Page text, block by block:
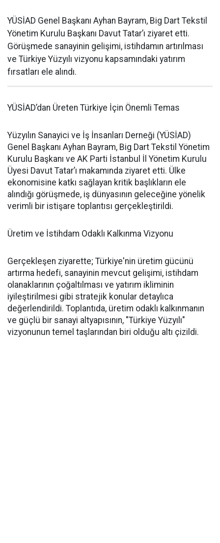
YÜSİAD Genel Başkanı Ayhan Bayram, Big Dart Tekstil
Yönetim Kurulu Başkanı Davut Tatar’ı ziyaret etti.
Görüşmede sanayinin gelişimi, istihdamın artırılması
ve Türkiye Yüzyılı vizyonu kapsamındaki yatırım
fırsatları ele alındı.
YÜSİAD’dan Üreten Türkiye İçin Önemli Temas
Yüzyılın Sanayici ve İş İnsanları Derneği (YÜSİAD)
Genel Başkanı Ayhan Bayram, Big Dart Tekstil Yönetim
Kurulu Başkanı ve AK Parti İstanbul İl Yönetim Kurulu
Üyesi Davut Tatar’ı makamında ziyaret etti. Ülke
ekonomisine katkı sağlayan kritik başlıkların ele
alındığı görüşmede, iş dünyasının geleceğine yönelik
verimli bir istişare toplantısı gerçekleştirildi.
Üretim ve İstihdam Odaklı Kalkınma Vizyonu
Gerçekleşen ziyarette; Türkiye'nin üretim gücünü
artırma hedefi, sanayinin mevcut gelişimi, istihdam
olanaklarının çoğaltılması ve yatırım ikliminin
iyileştirilmesi gibi stratejik konular detaylıca
değerlendirildi. Toplantıda, üretim odaklı kalkınmanın
ve güçlü bir sanayi altyapısının, "Türkiye Yüzyılı"
vizyonunun temel taşlarından biri olduğu altı çizildi.